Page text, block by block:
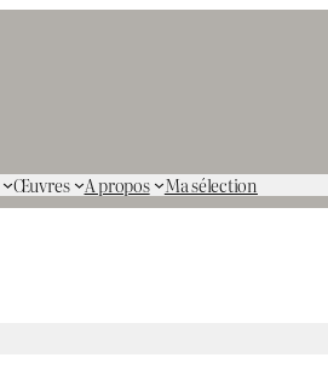
Œuvres A propos Ma sélection